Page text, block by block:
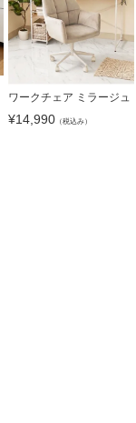
ワークチェア ミラージュ
¥14,990（税込み）